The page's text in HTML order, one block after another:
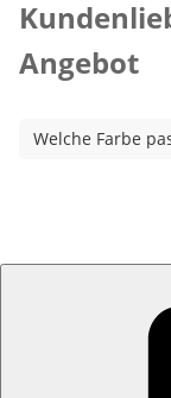
Angebot
Welche Farbe